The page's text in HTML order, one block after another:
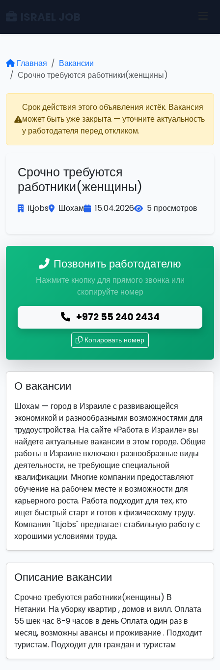
Главная
Вакансии
Срочно требуются работники(женщины)
Срок действия этого объявления истёк. Вакансия
может быть уже закрыта — уточните актуальность
у работодателя перед откликом.
Срочно требуются
работники(женщины)
ILjobs Шохам 15.04.2026 5 просмотров
Позвонить работодателю
Нажмите кнопку для прямого звонка или
скопируйте номер
+972 55 240 2434
Копировать номер
О вакансии
Шохам — город в Израиле с развивающейся
экономикой и разнообразными возможностями для
трудоустройства. На сайте «Работа в Израиле» вы
найдете актуальные вакансии в этом городе. Общие
работы в Израиле включают разнообразные виды
деятельности, не требующие специальной
квалификации. Многие компании предоставляют
обучение на рабочем месте и возможности для
карьерного роста. Работа подходит для тех, кто
ищет быстрый старт и готов к физическому труду.
Компания "ILjobs" предлагает стабильную работу с
хорошими условиями труда.
Описание вакансии
Срочно требуются работники(женщины) В
Нетании. На уборку квартир , домов и вилл. Оплата
55 шек час 8-9 часов в день Оплата один раз в
месяц, возможны авансы и проживание . Подходит
туристам. Подходит для граждан и туристам